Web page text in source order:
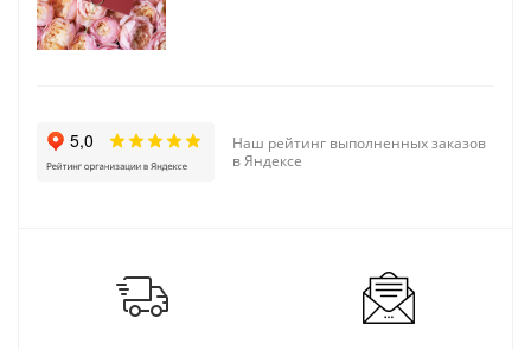
Наш рейтинг выполненных заказов
в Яндексе